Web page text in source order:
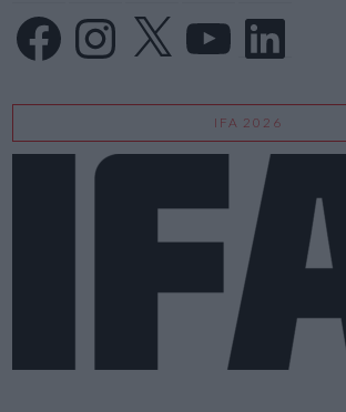
FacebookInstagram
X LinkedIn
IFA 2026